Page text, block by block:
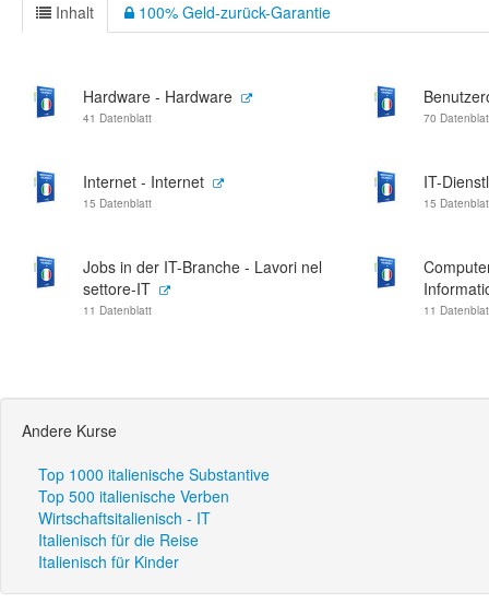
Inhalt 100% Geld-zurück-Garantie
Hardware - Hardware
41 Datenblatt 70
Internet - Internet
15 Datenblatt
IT-
15
Jobs in der IT-Branche - Lavori nel
settore-IT
11 Datenblatt 11
Andere Kurse
Top 1000 italienische Substantive
Top 500 italienische Verben
Wirtschaftsitalienisch - IT
Italienisch für die Reise
Italienisch für Kinder